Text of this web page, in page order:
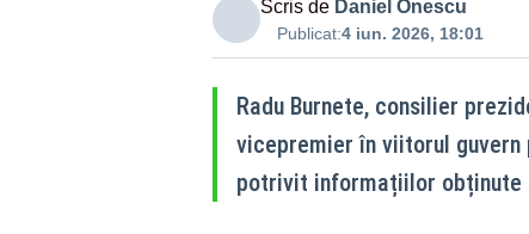
Scris de Daniel Onescu
Publicat:4 iun. 2026, 18:01
Radu Burnete, consilier
vicepremier în viitorul guvern
potrivit informațiilor obținute